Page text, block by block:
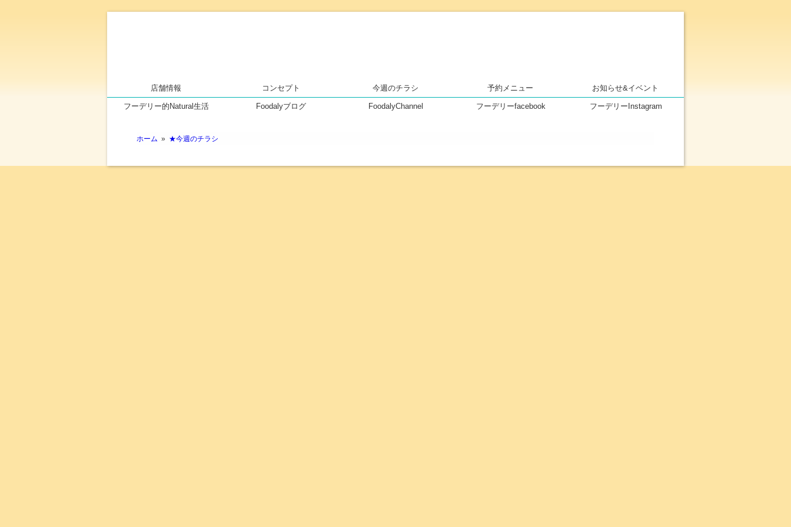
店舗情報 コンセプト 今週のチラシ 予約メニュー お知らせ&イベント
フーデリー的Natural生活 Foodalyブログ FoodalyChannel フーデリーfacebook フーデリーInstagram
ホーム » ★今週のチラシ